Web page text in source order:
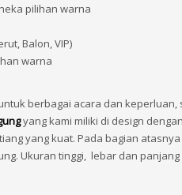
pilihan warna
Balon, VIP)
warna
berbagai acara dan
yang kami miliki di design
yang kuat. Pada bagian
Ukuran tinggi, lebar dan